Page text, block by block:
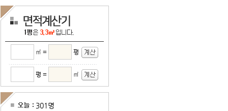
㎡ = 평
평 = ㎡
301명